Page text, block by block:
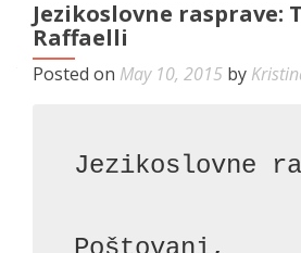
Jezikoslovne rasprave:
Raffaelli
Posted on May 10, 2015 by
Jezikoslovne